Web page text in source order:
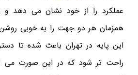
عملکرد را از خود نشان می دهد
همزمان هر دو جهت را به خوبی
این پایه در تهران باعث شده تا
راحت تر شود که در این صورت می